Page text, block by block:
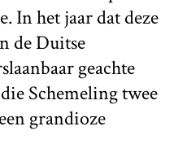
In het jaar dat deze
de Duitse
geachte
Schemeling twee
grandioze